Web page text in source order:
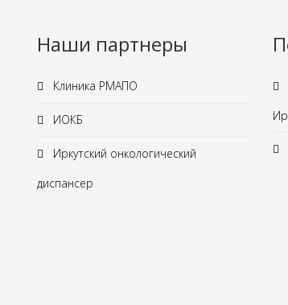
Наши партнеры
Клиника РМАПО
ИОКБ
Иркутский онкологический
диспансер